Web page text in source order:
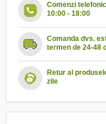
Comenzi
10:00 - 18:00
Comanda dvs.
termen de 24-48
Retur al
zile